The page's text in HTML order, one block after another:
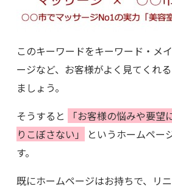
このキーワードをキーワード・メ
ージなど、お客様がよく見てくれ
ましょう。
そうすると
「お客様の悩みや要
りこぼさない」
というホームペー
す。
既にホームページはお持ちで、リ